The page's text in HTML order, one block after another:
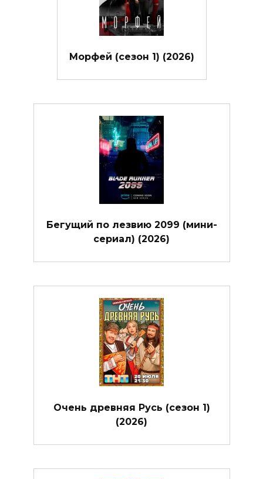
Морфей (сезон 1) (2026)
Бегущий по лезвию 2099 (мини-
сериал) (2026)
Очень древняя Русь (сезон 1)
(2026)